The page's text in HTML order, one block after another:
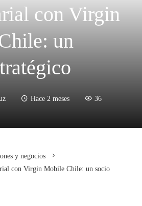
con Virgin
un
Hace 2 meses 36
y negocios
con Virgin Mobile Chile: un socio